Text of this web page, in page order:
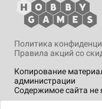
Копирование
администрации
Содержимое сайта не
Политика
Правила акций со